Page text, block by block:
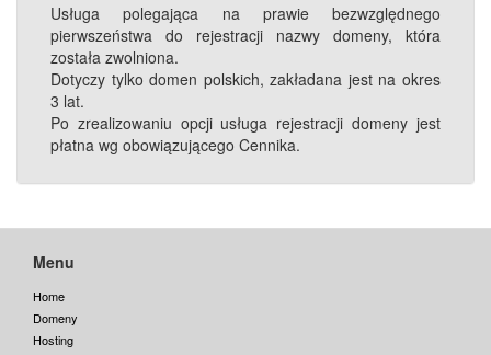
Usługa polegająca na prawie bezwzględnego
pierwszeństwa do rejestracji nazwy domeny, która
została zwolniona.
Dotyczy tylko domen polskich, zakładana jest na okres
3 lat.
Po zrealizowaniu opcji usługa rejestracji domeny jest
płatna wg obowiązującego Cennika.
Menu
Home
Domeny
Hosting